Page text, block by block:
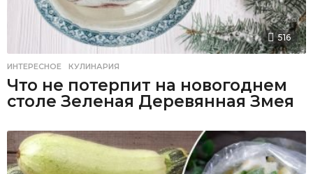
516
ИНТЕРЕСНОЕ ,КУЛИНАРИЯ
Что не потерпит на новогоднем
столе Зеленая Деревянная Змея